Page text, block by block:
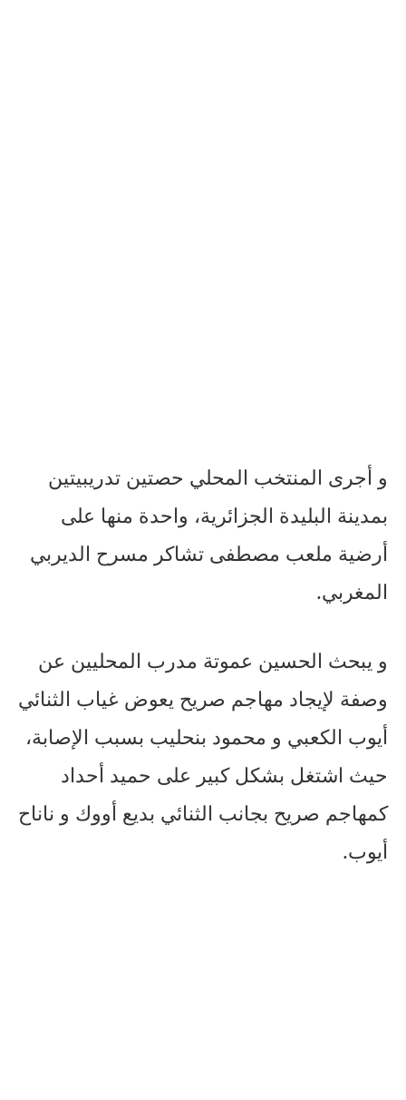
و أجرى المنتخب المحلي حصتين تدريبيتين
بمدينة البليدة الجزائرية، واحدة منها على
أرضية ملعب مصطفى تشاكر مسرح الديربي
المغربي.
و يبحث الحسين عموتة مدرب المحليين عن
وصفة لإيجاد مهاجم صريح يعوض غياب الثنائي
أيوب الكعبي و محمود بنحليب بسبب الإصابة،
حيث اشتغل بشكل كبير على حميد أحداد
كمهاجم صريح بجانب الثنائي بديع أووك و ناناح
أيوب.